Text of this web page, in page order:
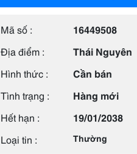
Mã số :
16449508
Địa điểm :
Thái Nguyên
Hình thức :
Cần bán
Tình trạng :
Hàng mới
Hết hạn :
19/01/2038
Loại tin :
Thường